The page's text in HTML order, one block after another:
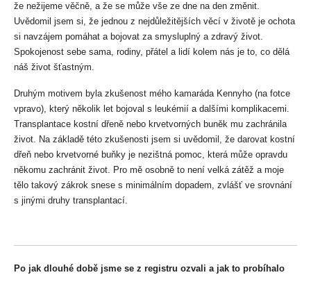
že nežijeme věčně, a že se může vše ze dne na den změnit.
Uvědomil jsem si, že jednou z nejdůležitějších věcí v životě je ochota
si navzájem pomáhat a bojovat za smysluplný a zdravý život.
Spokojenost sebe sama, rodiny, přátel a lidí kolem nás je to, co dělá
náš život šťastným.
Druhým motivem byla zkušenost mého kamaráda Kennyho (na fotce
vpravo), který několik let bojoval s leukémií a dalšími komplikacemi.
Transplantace kostní dřeně nebo krvetvorných buněk mu zachránila
život. Na základě této zkušenosti jsem si uvědomil, že darovat kostní
dřeň nebo krvetvorné buňky je nezištná pomoc, která může opravdu
někomu zachránit život. Pro mě osobně to není velká zátěž a moje
tělo takový zákrok snese s minimálním dopadem, zvlášť ve srovnání
s jinými druhy transplantací.
Po jak dlouhé době jsme se z registru ozvali a jak to probíhalo